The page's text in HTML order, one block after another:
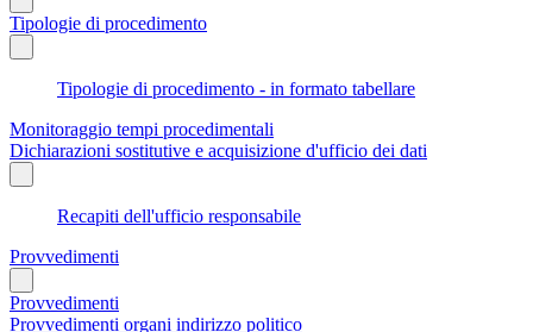
Tipologie di procedimento
Tipologie di procedimento - in formato tabellare
Monitoraggio tempi procedimentali
Dichiarazioni sostitutive e acquisizione d'ufficio dei dati
Recapiti dell'ufficio responsabile
Provvedimenti
Provvedimenti
Provvedimenti organi indirizzo politico